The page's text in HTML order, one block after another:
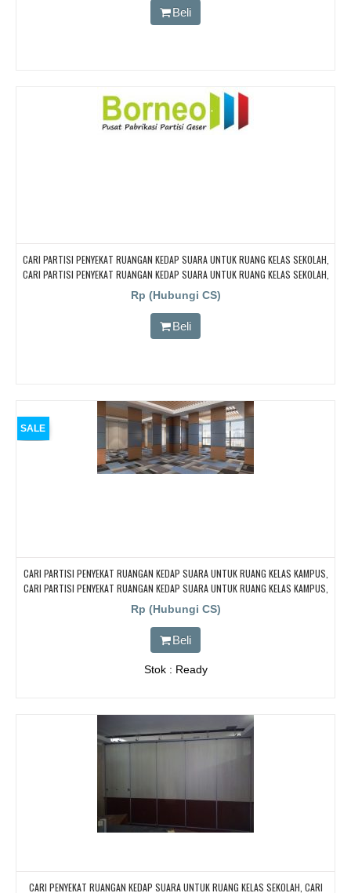
CARI PARTISI PENYEKAT RUANGAN KEDAP SUARA UNTUK RUANG KELAS KAMPUS
Beli
CARI PARTISI PENYEKAT RUANGAN KEDAP SUARA UNTUK RUANG KELAS SEKOLAH,
CARI PARTISI PENYEKAT RUANGAN KEDAP SUARA UNTUK RUANG KELAS SEKOLAH,
CARI PARTISI PENYEKAT RUANGAN KEDAP SUARA UNTUK RUANG KELAS SEKOLAH,
CARI PARTISI PENYEKAT RUANGAN KEDAP SUARA UNTUK RUANG KELAS SEKOLAH
Rp (Hubungi CS)
Beli
SALE
CARI PARTISI PENYEKAT RUANGAN KEDAP SUARA UNTUK RUANG KELAS KAMPUS,
CARI PARTISI PENYEKAT RUANGAN KEDAP SUARA UNTUK RUANG KELAS KAMPUS,
CARI PARTISI PENYEKAT RUANGAN KEDAP SUARA UNTUK RUANG KELAS KAMPUS,
CARI PARTISI PENYEKAT RUANGAN KEDAP SUARA UNTUK RUANG KELAS KAMPUS,
CARI PARTISI PENYEKAT RUANGAN KEDAP SUARA UNTUK RUANG KELAS KAMPUS
Rp (Hubungi CS)
Beli
Stok : Ready
CARI PENYEKAT RUANGAN KEDAP SUARA UNTUK RUANG KELAS SEKOLAH, CARI